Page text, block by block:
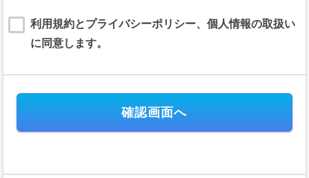
す。
本規約には、本サービスの提供条件及び当社と登録ユーザー（以下「ユーザー」
ります。
第１条（規約の適用）
る場合に、当該会員と当社との間に適用されます。
利用規約とプライバシーポリシー、個人情報の取扱い
に同意します。